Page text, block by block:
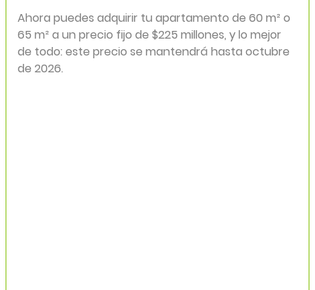
Ahora puedes adquirir tu apartamento de 60 m² o
65 m² a un precio fijo de $225 millones, y lo mejor
de todo: este precio se mantendrá hasta octubre
de 2026.